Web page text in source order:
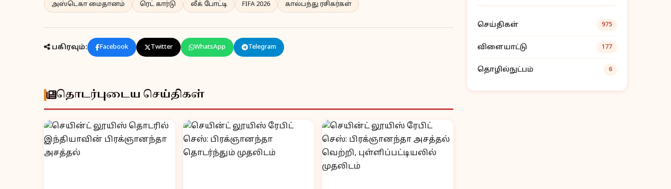
அஸ்டெகா மைதானம்
ரெட் கார்டு லீக் போட்டி FIFA 2026 கால்பந்து ரசிகர்கள்
பகிரவும்: Facebook Twitter WhatsApp Telegram
தொடர்புடைய செய்திகள்
செய்திகள் 975
விளையாட்டு 177
தொழில்நுட்பம் 6